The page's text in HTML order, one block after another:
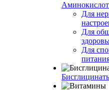
Для
Для
Для